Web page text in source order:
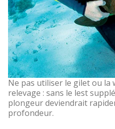
Ne pas utiliser le gilet ou la
relevage : sans le lest
plongeur deviendrait
profondeur.